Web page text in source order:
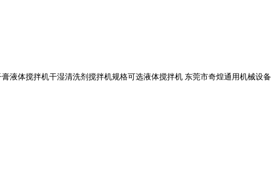
液体搅拌机干湿清洗剂搅拌机规格可选液体搅拌机 东莞市奇煌通用机械设备